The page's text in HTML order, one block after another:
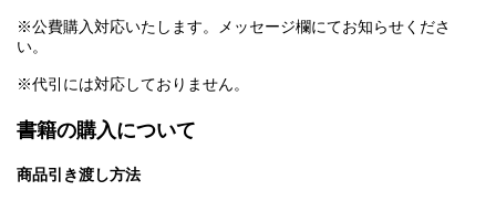
※公費購入対応いたします。メッセージ欄にてお知らせくださ
い。
※代引には対応しておりません。
書籍の購入について
商品引き渡し方法